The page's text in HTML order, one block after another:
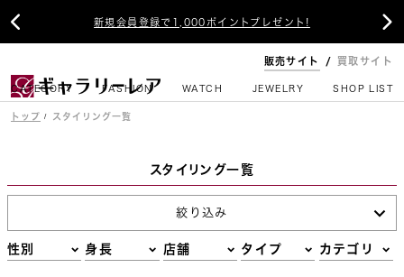
新規会員登録で1,000ポイントプレゼント!
 
販売サイト 買取サイト
CATEGORY FASHION WATCH JEWELRY SHOP LIST
トップ スタイリング一覧
スタイリング一覧
絞り込み
性別 身長 店舗 タイプ カテゴリ